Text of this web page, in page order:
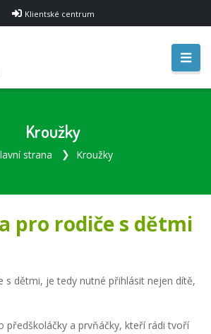
Klientské centrum
Kroužky
strana Kroužky
pro rodiče s dětmi
s dětmi, je tedy nutné přihlásit nejen dítě,
předškoláčky a prvňáčky, kteří rádi tvoří